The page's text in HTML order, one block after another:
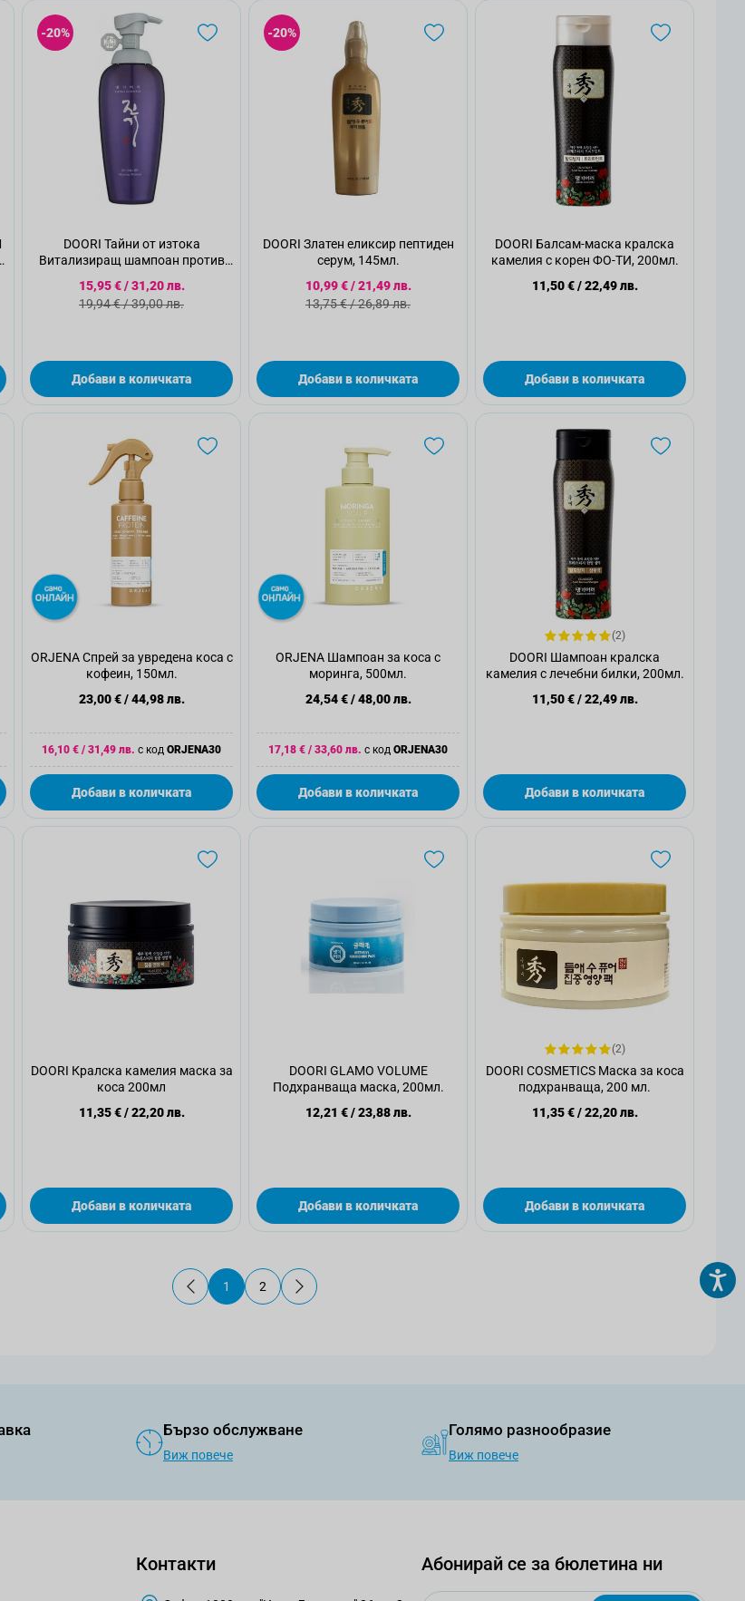
-20%
DOORI Тайни от изтока
Витализиращ шампоан против
Специална цена
15,95 €/31,20 лв.
Стандартна цена
19,94 €/39,00 лв.
Добави в количката
-20%
DOORI Златен еликсир пептиден
серум, 145мл.
Специална цена
10,99 €/21,49 лв.
Стандартна цена
13,75 €/26,89 лв.
Добави в количката
DOORI Балсам-маска кралска
камелия с корен ФО-ТИ, 200мл.
11,50 €/22,49 лв.
Добави в количката
ORJENA Спрей за увредена коса с
кофеин, 150мл.
23,00 €/44,98 лв.
16,10 € / 31,49 лв. с код ORJENA30
Добави в количката
ORJENA Шампоан за коса с
моринга, 500мл.
24,54 €/48,00 лв.
17,18 € / 33,60 лв. с код ORJENA30
Добави в количката
(2)
DOORI Шампоан кралска
камелия с лечебни билки, 200мл.
11,50 €/22,49 лв.
Добави в количката
DOORI Кралска камелия маска за
коса 200мл
11,35 €/22,20 лв.
Добави в количката
DOORI GLAMO VOLUME
Подхранваща маска, 200мл.
12,21 €/23,88 лв.
Добави в количката
(2)
DOORI COSMETICS Маска за коса
подхранваща, 200 мл.
11,35 €/22,20 лв.
Добави в количката
В момента четете страница
1
Страница
2
Бързо обслужване
Виж повече
Голямо разнообразие
Виж повече
Контакти Абонирай се за бюлетина ни